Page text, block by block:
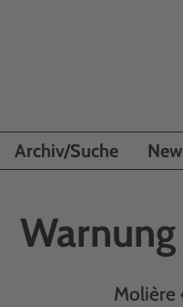
Archiv/Suche
Molière